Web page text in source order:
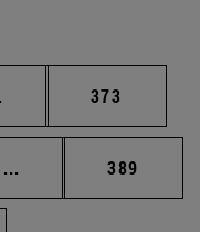
Páginas intermedias
Página
373
... Páginas intermedias
Página
389